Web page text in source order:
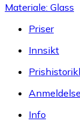
Materiale: Glass
Priser
Innsikt
Info